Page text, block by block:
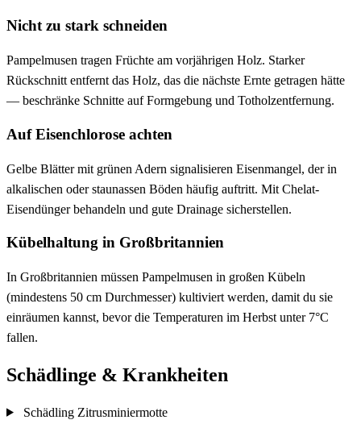
Nicht zu stark schneiden
Pampelmusen tragen Früchte am vorjährigen Holz. Starker
Rückschnitt entfernt das Holz, das die nächste Ernte getragen hätte
— beschränke Schnitte auf Formgebung und Totholzentfernung.
Auf Eisenchlorose achten
Gelbe Blätter mit grünen Adern signalisieren Eisenmangel, der in
alkalischen oder staunassen Böden häufig auftritt. Mit Chelat-
Eisendünger behandeln und gute Drainage sicherstellen.
Kübelhaltung in Großbritannien
In Großbritannien müssen Pampelmusen in großen Kübeln
(mindestens 50 cm Durchmesser) kultiviert werden, damit du sie
einräumen kannst, bevor die Temperaturen im Herbst unter 7°C
fallen.
Schädlinge & Krankheiten
Schädling Zitrusminiermotte